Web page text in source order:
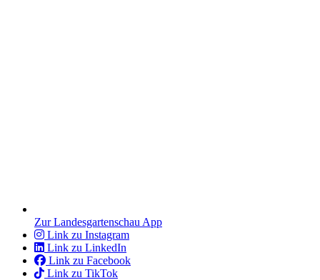
Zur Landesgartenschau App
Link zu Instagram
Link zu LinkedIn
Link zu Facebook
Link zu TikTok